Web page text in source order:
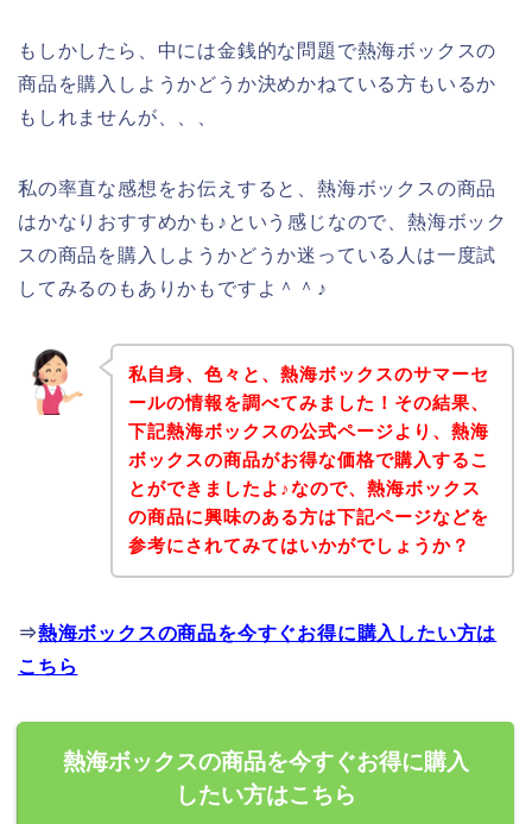
もしかしたら、中には金銭的な問題で熱海ボックスの
商品を購入しようかどうか決めかねている方もいるか
もしれませんが、、、
私の率直な感想をお伝えすると、熱海ボックスの商品
はかなりおすすめかも♪という感じなので、熱海ボック
スの商品を購入しようかどうか迷っている人は一度試
してみるのもありかもですよ＾＾♪
私自身、色々と、熱海ボックスのサマーセ
ールの情報を調べてみました！その結果、
下記熱海ボックスの公式ページより、熱海
ボックスの商品がお得な価格で購入するこ
とができましたよ♪なので、熱海ボックス
の商品に興味のある方は下記ページなどを
参考にされてみてはいかがでしょうか？
⇒熱海ボックスの商品を今すぐお得に購入したい方は
こちら
熱海ボックスの商品を今すぐお得に購入
したい方はこちら